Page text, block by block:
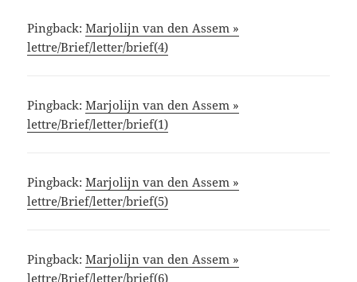
Pingback:Marjolijn van den Assem »
lettre/Brief/letter/brief(4)
Pingback:Marjolijn van den Assem »
lettre/Brief/letter/brief(1)
Pingback:Marjolijn van den Assem »
lettre/Brief/letter/brief(5)
Pingback:Marjolijn van den Assem »
lettre/Brief/letter/brief(6)